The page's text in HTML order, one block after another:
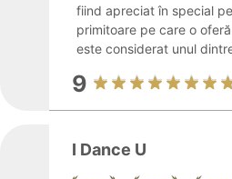
fiind apreciat în special
primitoare pe care o
este considerat unul
9
I Dance U